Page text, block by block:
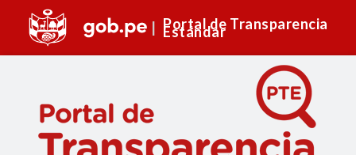
Portal de Transparencia
Estándar